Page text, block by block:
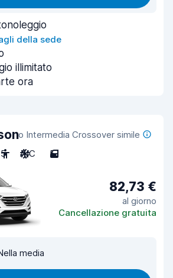
della sede
illimitato
ora
o Intermedia Crossover simile
5 A/C 5
82,73 €
al giorno
Cancellazione gratuita
media